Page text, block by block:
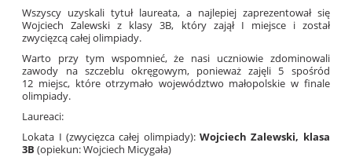
​​​​​​​​​​​​​​Wszyscy uzyskali tytuł laureata, a najlepiej zaprezentował się
Wojciech Zalewski z klasy 3B, który zajął I miejsce i został
zwycięzcą całej olimpiady.
​​​​​​​Warto przy tym wspomnieć, że nasi uczniowie zdominowali
zawody na szczeblu okręgowym, ponieważ zajęli 5 spośród
12 miejsc, które otrzymało województwo małopolskie w finale
olimpiady.
Laureaci:
Lokata I (zwycięzca całej olimpiady):Wojciech Zalewski, klasa
3B (opiekun: Wojciech Micygała)